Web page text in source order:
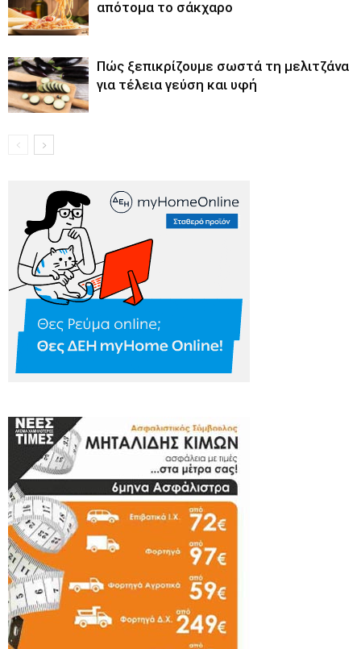
απότομα το σάκχαρο
Πώς ξεπικρίζουμε σωστά τη μελιτζάνα
για τέλεια γεύση και υφή